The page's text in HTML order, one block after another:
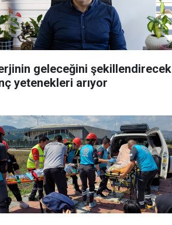
geleceğini şekillendirecek
yetenekleri arıyor